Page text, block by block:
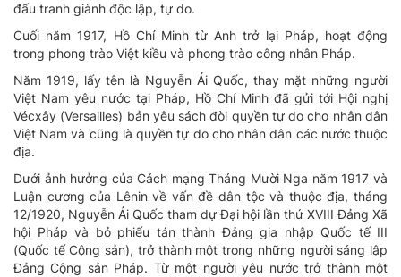
đấu tranh giành độc lập, tự do.
Cuối năm 1917, Hồ Chí Minh từ Anh trở lại Pháp, hoạt động
trong phong trào Việt kiều và phong trào công nhân Pháp.
Năm 1919, lấy tên là Nguyễn Ái Quốc, thay mặt những người
Việt Nam yêu nước tại Pháp, Hồ Chí Minh đã gửi tới Hội nghị
Vécxây (Versailles) bản yêu sách đòi quyền tự do cho nhân dân
Việt Nam và cũng là quyền tự do cho nhân dân các nước thuộc
địa.
Dưới ảnh hưởng của Cách mạng Tháng Mười Nga năm 1917 và
Luận cương của Lênin về vấn đề dân tộc và thuộc địa, tháng
12/1920, Nguyễn Ái Quốc tham dự Đại hội lần thứ XVIII Đảng Xã
hội Pháp và bỏ phiếu tán thành Đảng gia nhập Quốc tế III
(Quốc tế Cộng sản), trở thành một trong những người sáng lập
Đảng Cộng sản Pháp. Từ một người yêu nước trở thành một